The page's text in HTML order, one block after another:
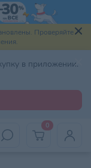
Проверяйте
в приложении.
0